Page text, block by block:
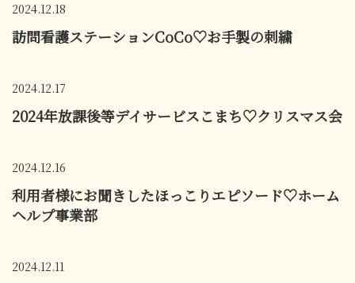
2024.12.18
訪問看護ステーションCoCo♡お手製の刺繍
2024.12.17
2024年放課後等デイサービスこまち♡クリスマス会
2024.12.16
利用者様にお聞きしたほっこりエピソード♡ホーム
ヘルプ事業部
2024.12.11